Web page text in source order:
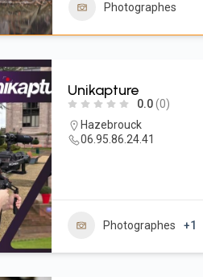
Photographes
Unikapture
0.0 (0)
Hazebrouck
06.95.86.24.41
Photographes +1